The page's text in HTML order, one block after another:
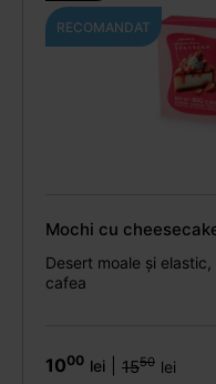
RECOMANDAT
Mochi cu
Desert moale și
cafea
1000 lei 1550 lei